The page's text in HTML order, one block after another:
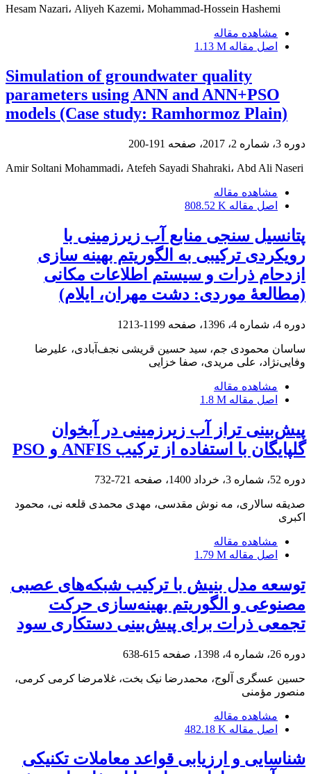
Hesam Nazari، Aliyeh Kazemi، Mohammad-Hossein Hashemi
مشاهده مقاله
اصل مقاله 1.13 M
Simulation of groundwater quality
parameters using ANN and ANN+PSO
models (Case study: Ramhormoz Plain)
دوره 3، شماره 2، 2017، صفحه 191-200
Amir Soltani Mohammadi، Atefeh Sayadi Shahraki، Abd Ali Naseri
مشاهده مقاله
اصل مقاله 808.52 K
پتانسیل‏ سنجی منابع آب زیرزمینی با
رویکردی ترکیبی به الگوریتم بهینه‏ سازی
ازدحام ذرات و سیستم اطلاعات مکانی
(مطالعۀ موردی: دشت مهران، ایلام)
دوره 4، شماره 4، 1396، صفحه 1199-1213
ساسان محمودی جم، سید حسین قریشی نجف‌آبادی، علیرضا
وفایی‌نژاد، علی مریدی، صفا خزایی
مشاهده مقاله
اصل مقاله 1.8 M
پیش‌بینی تراز آب زیرزمینی در آبخوان
گلپایگان با استفاده از ترکیب ANFIS و PSO
دوره 52، شماره 3، خرداد 1400، صفحه 721-732
صدیقه سالاری، مه نوش مقدسی، مهدی محمدی قلعه نی، محمود
اکبری
مشاهده مقاله
اصل مقاله 1.79 M
توسعه مدل بنیش با ترکیب شبکه‌های عصبی
مصنوعی و الگوریتم بهینه‌سازی حرکت
تجمعی ذرات برای پیش‌بینی دستکاری سود
دوره 26، شماره 4، 1398، صفحه 615-638
حسین عسگری آلوج، محمدرضا نیک بخت، غلامرضا کرمی کرمی،
منصور مؤمنی
مشاهده مقاله
اصل مقاله 482.18 K
شناسایی و ارزیابی قواعد معاملات تکنیکی